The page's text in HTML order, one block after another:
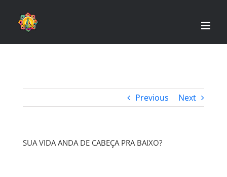
Previous Next
SUA VIDA ANDA DE CABEÇA PRA BAIXO?